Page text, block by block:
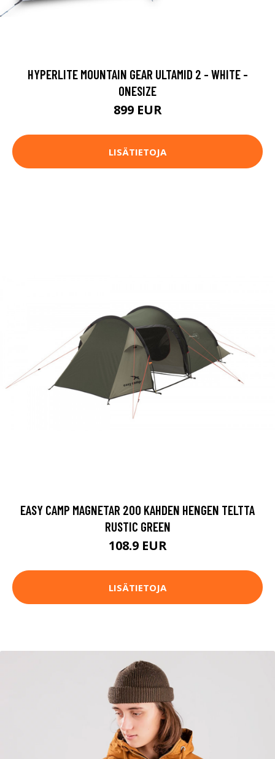
HYPERLITE MOUNTAIN GEAR ULTAMID 2 - WHITE -
ONESIZE
899 EUR
LISÄTIETOJA
EASY CAMP MAGNETAR 200 KAHDEN HENGEN TELTTA
RUSTIC GREEN
108.9 EUR
LISÄTIETOJA